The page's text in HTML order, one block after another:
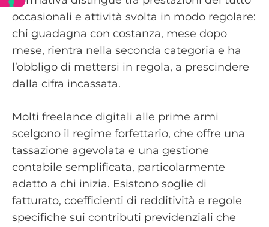
occasionali e attività svolta in modo regolare:
chi guadagna con costanza, mese dopo
mese, rientra nella seconda categoria e ha
l’obbligo di mettersi in regola, a prescindere
dalla cifra incassata.
Molti freelance digitali alle prime armi
scelgono il regime forfettario, che offre una
tassazione agevolata e una gestione
contabile semplificata, particolarmente
adatto a chi inizia. Esistono soglie di
fatturato, coefficienti di redditività e regole
specifiche sui contributi previdenziali che